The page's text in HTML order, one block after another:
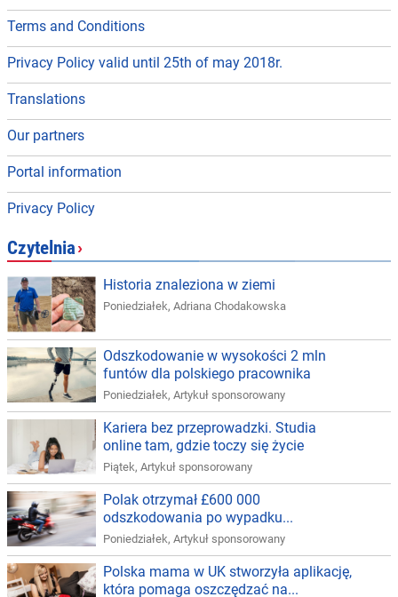
Terms and Conditions
Privacy Policy valid until 25th of may 2018r.
Translations
Our partners
Portal information
Privacy Policy
Czytelnia›
Historia znaleziona w ziemi
Poniedziałek, Adriana Chodakowska
Odszkodowanie w wysokości 2 mln
funtów dla polskiego pracownika
Poniedziałek, Artykuł sponsorowany
Kariera bez przeprowadzki. Studia
online tam, gdzie toczy się życie
Piątek, Artykuł sponsorowany
Polak otrzymał £600 000
odszkodowania po wypadku...
Poniedziałek, Artykuł sponsorowany
Polska mama w UK stworzyła aplikację,
która pomaga oszczędzać na...